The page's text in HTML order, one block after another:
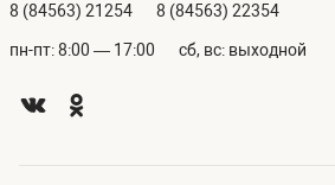
8 (84563) 21254 8 (84563) 22354
пн-пт: 8:00 — 17:00 сб, вс: выходной